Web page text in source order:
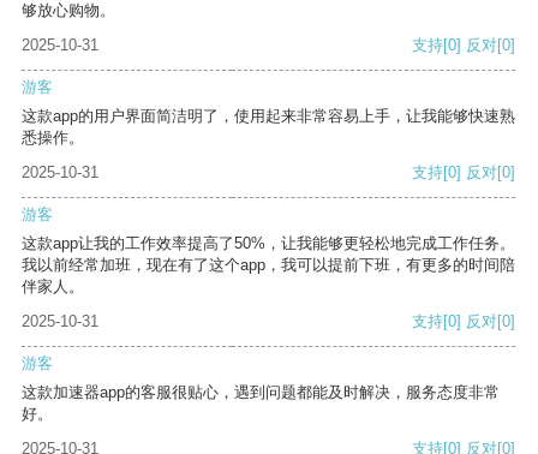
够放心购物。
2025-10-31
支持[0] 反对[0]
游客
这款app的用户界面简洁明了，使用起来非常容易上手，让我能够快速熟
悉操作。
2025-10-31
支持[0] 反对[0]
游客
这款app让我的工作效率提高了50%，让我能够更轻松地完成工作任务。
我以前经常加班，现在有了这个app，我可以提前下班，有更多的时间陪
伴家人。
2025-10-31
支持[0] 反对[0]
游客
这款加速器app的客服很贴心，遇到问题都能及时解决，服务态度非常
好。
2025-10-31
支持[0] 反对[0]